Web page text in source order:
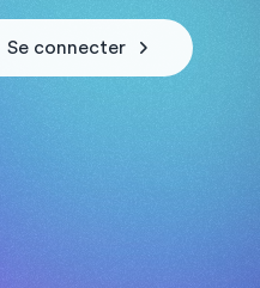
Se connecter